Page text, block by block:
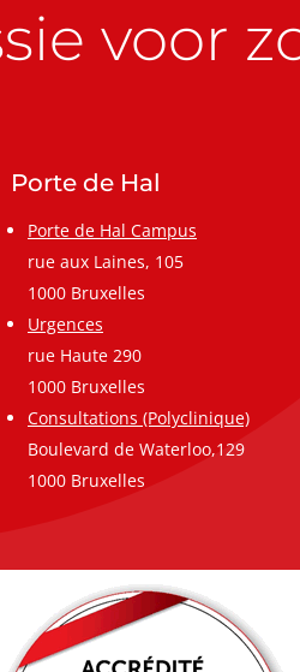
voor
Porte de Hal
Porte de Hal Campus
rue aux Laines, 105
1000 Bruxelles
Urgences
rue Haute 290
1000 Bruxelles
Consultations (Polyclinique)
Boulevard de Waterloo,129
1000 Bruxelles